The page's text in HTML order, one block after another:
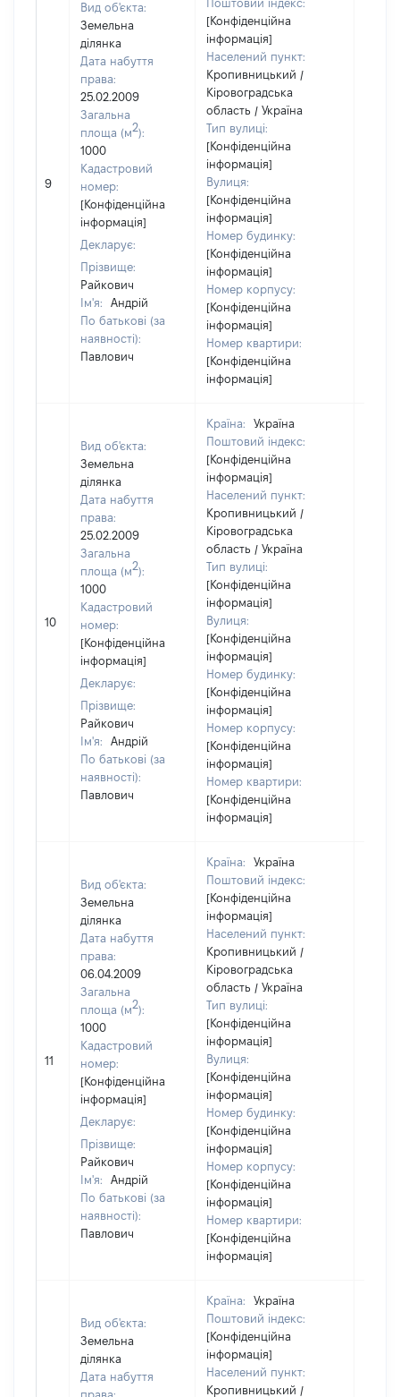
9
Вид об'єкта:
Земельна
ділянка
Дата набуття
права:
25.02.2009
Загальна
площа (м2):
1000
Кадастровий
номер:
[Конфіденційна
інформація]
Декларує:
Прізвище:
Райкович
Ім'я:
Андрій
По батькові (за
наявності):
Павлович
Поштовий індекс:
[Конфіденційна
інформація]
Населений пункт:
Кропивницький /
Кіровоградська
область / Україна
Тип вулиці:
[Конфіденційна
інформація]
Вулиця:
[Конфіденційна
інформація]
Номер будинку:
[Конфіденційна
інформація]
Номер корпусу:
[Конфіденційна
інформація]
Номер квартири:
[Конфіденційна
інформація]
10
Вид об'єкта:
Земельна
ділянка
Дата набуття
права:
25.02.2009
Загальна
площа (м2):
1000
Кадастровий
номер:
[Конфіденційна
інформація]
Декларує:
Прізвище:
Райкович
Ім'я:
Андрій
По батькові (за
наявності):
Павлович
Країна:
Україна
Поштовий індекс:
[Конфіденційна
інформація]
Населений пункт:
Кропивницький /
Кіровоградська
область / Україна
Тип вулиці:
[Конфіденційна
інформація]
Вулиця:
[Конфіденційна
інформація]
Номер будинку:
[Конфіденційна
інформація]
Номер корпусу:
[Конфіденційна
інформація]
Номер квартири:
[Конфіденційна
інформація]
11
Вид об'єкта:
Земельна
ділянка
Дата набуття
права:
06.04.2009
Загальна
площа (м2):
1000
Кадастровий
номер:
[Конфіденційна
інформація]
Декларує:
Прізвище:
Райкович
Ім'я:
Андрій
По батькові (за
наявності):
Павлович
Країна:
Україна
Поштовий індекс:
[Конфіденційна
інформація]
Населений пункт:
Кропивницький /
Кіровоградська
область / Україна
Тип вулиці:
[Конфіденційна
інформація]
Вулиця:
[Конфіденційна
інформація]
Номер будинку:
[Конфіденційна
інформація]
Номер корпусу:
[Конфіденційна
інформація]
Номер квартири:
[Конфіденційна
інформація]
Вид об'єкта:
Земельна
ділянка
Дата набуття
права:
Країна:
Україна
Поштовий індекс:
[Конфіденційна
інформація]
Населений пункт:
Кропивницький /